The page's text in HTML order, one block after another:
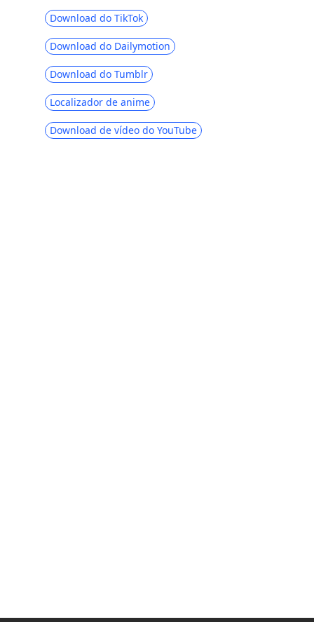
Como adicionar música à postagem do
Facebook [Perfil e história]
Como recuperar mensagens excluídas
do Facebook com sucesso
principais alternativas para salvar vídeos
Download do TikTok
Download do Dailymotion
Download do Tumblr
Localizador de anime
Download de vídeo do YouTube